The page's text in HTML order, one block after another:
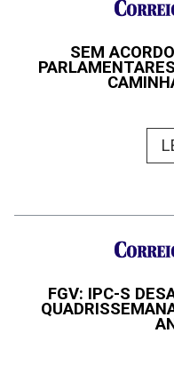
SEM
FGV: IPC-S